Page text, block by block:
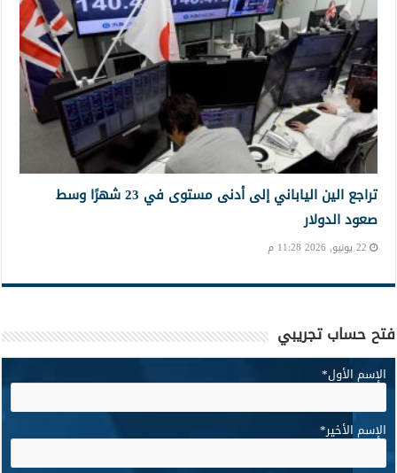
تراجع الين الياباني إلى أدنى مستوى في 23 شهرًا وسط
صعود الدولار
22 يونيو, 2026 11:28 م
فتح حساب تجريبي
الإسم الأول*
الإسم الأخير*